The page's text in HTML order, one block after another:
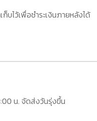
บไว้เพื่อชำระเงินภายหลังได้
น. จัดส่งวันรุ่งขึ้น